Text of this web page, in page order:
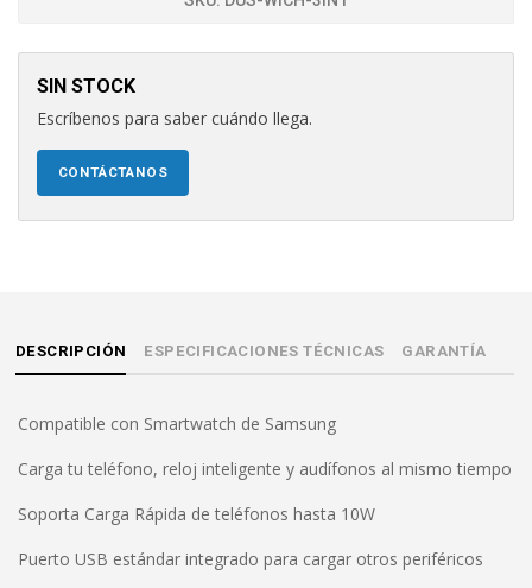
SIN STOCK
Escríbenos para saber cuándo llega.
CONTÁCTANOS
DESCRIPCIÓN ESPECIFICACIONES TÉCNICAS GARANTÍA
Compatible con Smartwatch de Samsung
Carga tu teléfono, reloj inteligente y audífonos al mismo tiempo
Soporta Carga Rápida de teléfonos hasta 10W
Puerto USB estándar integrado para cargar otros periféricos